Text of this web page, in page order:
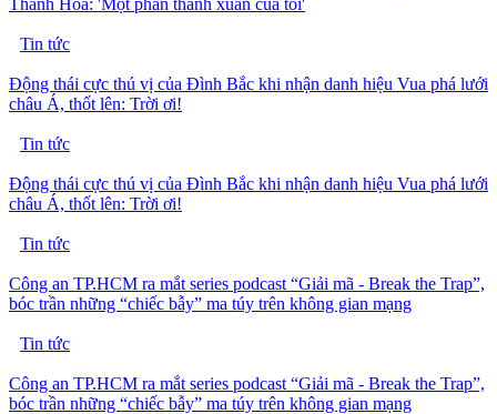
Tin tức
Động thái cực thú vị của Đình Bắc khi nhận danh hiệu Vua phá lưới
châu Á, thốt lên: Trời ơi!
Tin tức
Động thái cực thú vị của Đình Bắc khi nhận danh hiệu Vua phá lưới
châu Á, thốt lên: Trời ơi!
Tin tức
Công an TP.HCM ra mắt series podcast “Giải mã - Break the Trap”,
bóc trần những “chiếc bẫy” ma túy trên không gian mạng
Tin tức
Công an TP.HCM ra mắt series podcast “Giải mã - Break the Trap”,
bóc trần những “chiếc bẫy” ma túy trên không gian mạng